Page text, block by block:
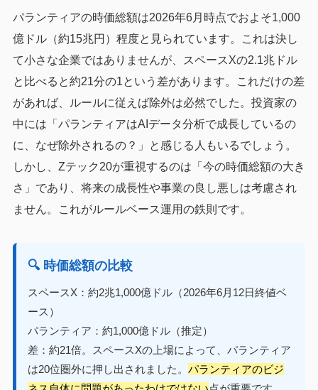
パランティアの時価総額は2026年6月時点でおよそ1,000
億ドル（約15兆円）程度と見られています。これは決し
て小さな企業ではありませんが、スペースXの2.1兆ドル
と比べると約21分の1という差があります。これだけの差
があれば、ルールに従えば除外は必然でした。投資家の
中には「パランティアはAIデータ分析で成長しているの
に、なぜ除外されるの？」と感じる人もいるでしょう。
しかし、Zテック20が重視するのは「今の時価総額の大き
さ」であり、将来の成長性や事業の良し悪しは考慮され
ません。これがルールベース運用の鉄則です。
🔍 時価総額の比較
スペースX：約2兆1,000億ドル（2026年6月12日終値ベ
ース）
パランティア：約1,000億ドル（推定）
差：約21倍。スペースXの上場によって、パランティア
は20位圏外に押し出されました。 パランティアのビジ